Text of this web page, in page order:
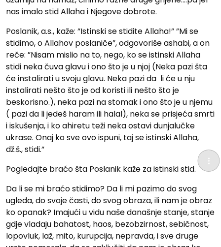
nas imalo stid Allaha i Njegove dobrote.
Poslanik, a.s., kaže: ”Istinski se stidite Allaha!” ”Mi se
stidimo, o Allahov poslaniče”, odgovoriše ashabi, a on
reče: ”Nisam mislio na to, nego, ko se istinski Allaha
stidi neka čuva glavu i ono što je u njoj (Neka pazi šta
će instalirati u svoju glavu. Neka pazi da li će u nju
instalirati nešto što je od koristi ili nešto što je
beskorisno.), neka pazi na stomak i ono što je u njemu
( pazi da li jedeš haram ili halal), neka se prisjeća smrti
i iskušenja, i ko ahiretu teži neka ostavi dunjalučke
ukrase. Onaj ko sve ovo ispuni, taj se istinski Allaha,
dž.š., stidi.”
Pogledajte braćo šta Poslanik kaže za istinski stid.
Da li se mi braćo stidimo? Da li mi pazimo do svog
ugleda, do svoje časti, do svog obraza, ili nam je obraz
ko opanak? Imajući u vidu naše današnje stanje, stanje
gdje vladaju bahatost, haos, bezobzirnost, sebičnost,
lopovluk, laž, mito, kurupcija, nepravda, i sve druge